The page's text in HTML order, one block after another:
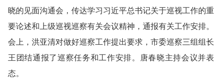
晓的见面沟通会，传达学习习近平总书记关于巡视工作的重
要论述和上级巡视巡察有关会议精神，通报有关工作安排。
会上，洪亚清对做好巡察工作提出要求，市委巡察三组组长
王 团结通报了巡察任务和工作安排。 唐春晓主持会议并表
态。